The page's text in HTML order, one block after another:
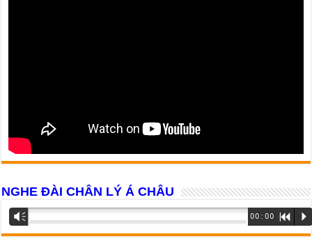
NGHE ĐÀI CHÂN LÝ Á CHÂU
Trình
phát
Vm 00:00 R P